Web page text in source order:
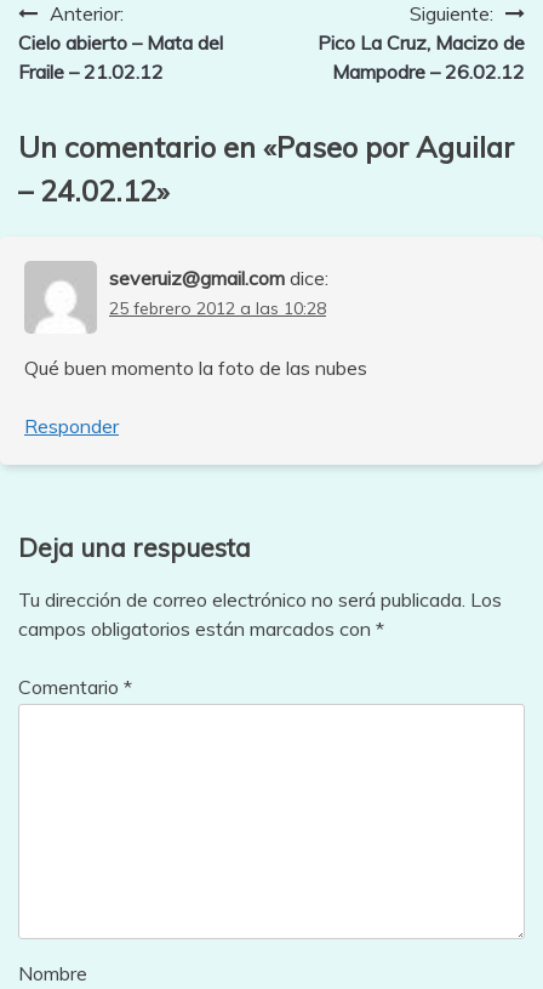
Navegación
de
Anterior:
Cielo abierto – Mata del
Fraile – 21.02.12
Siguiente:
Pico La Cruz, Macizo de
Mampodre – 26.02.12
Un comentario en «Paseo por Aguilar
– 24.02.12»
severuiz@gmail.com dice:
25 febrero 2012 a las 10:28
Qué buen momento la foto de las nubes
Responder
Deja una respuesta
Tu dirección de correo electrónico no será publicada. Los
campos obligatorios están marcados con *
Comentario *
Nombre